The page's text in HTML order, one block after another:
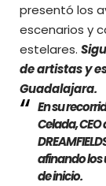
presentó los
escenarios y
estelares.
de artistas y
Guadalajara.
En su
Celada,
afinando los
de inicio.